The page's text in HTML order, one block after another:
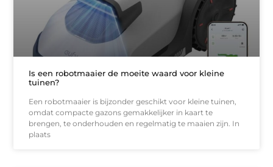
Is een robotmaaier de moeite waard voor kleine
tuinen?
Een robotmaaier is bijzonder geschikt voor kleine tuinen,
omdat compacte gazons gemakkelijker in kaart te
brengen, te onderhouden en regelmatig te maaien zijn. In
plaats